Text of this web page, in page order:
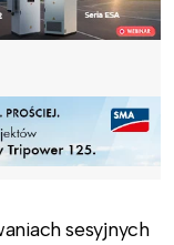
sesyjnych